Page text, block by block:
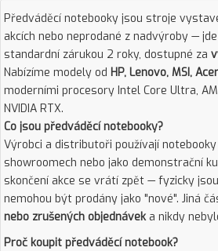
Předváděcí notebooky jsou stroje
akcích nebo neprodané z nadvýroby —
standardní zárukou 2 roky, dostupné za
Nabízíme modely od HP, Lenovo, MSI,
moderními procesory Intel Core Ultra,
NVIDIA RTX.
Co jsou předváděcí notebooky?
Výrobci a distributoři používají
showroomech nebo jako demonstrační
skončení akce se vrátí zpět — fyzicky
nemohou být prodány jako "nové". Jiná
nebo zrušených objednáveka nikdy
Proč koupit předváděcí notebook?